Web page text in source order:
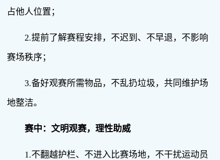
占他人位置；
2.提前了解赛程安排，不迟到、不早退，不影响
赛场秩序；
3.备好观赛所需物品，不乱扔垃圾，共同维护场
地整洁。
赛中：文明观赛，理性助威
1.不翻越护栏、不进入比赛场地，不干扰运动员